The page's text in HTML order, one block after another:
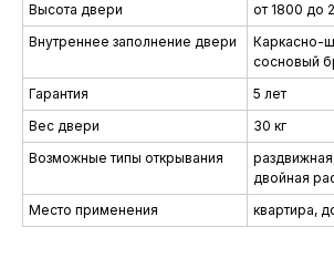
Высота двери
от 1800 до
Внутреннее заполнение двери
Каркасно-
сосновый
Гарантия
5 лет
Вес двери
30 кг
Возможные типы открывания
двойная
Место применения
квартира,